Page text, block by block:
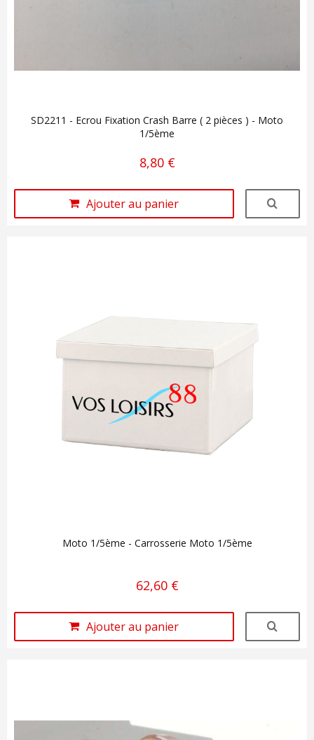
SD2211 - Ecrou Fixation Crash Barre ( 2 pièces ) - Moto
1/5ème
8,80 €
Ajouter au panier
Moto 1/5ème - Carrosserie Moto 1/5ème
62,60 €
Ajouter au panier